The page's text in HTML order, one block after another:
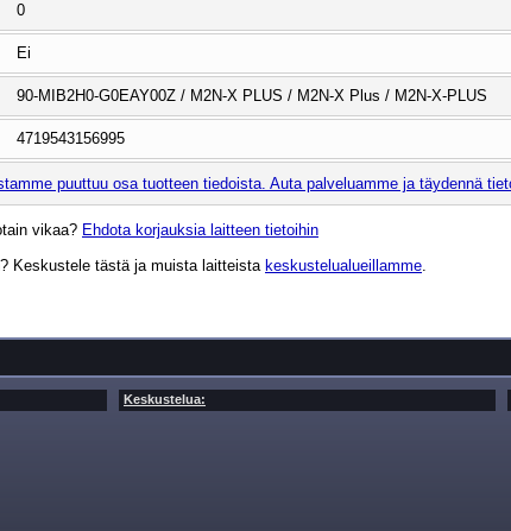
0
Ei
90-MIB2H0-G0EAY00Z / M2N-X PLUS / M2N-X Plus / M2N-X-PLUS
4719543156995
puuttuu osa tuotteen tiedoista. Auta palveluamme ja täydennä
vikaa? Ehdota korjauksia laitteen tietoihin
Keskustele tästä ja muista laitteista keskustelualueillamme.
Keskustelua: